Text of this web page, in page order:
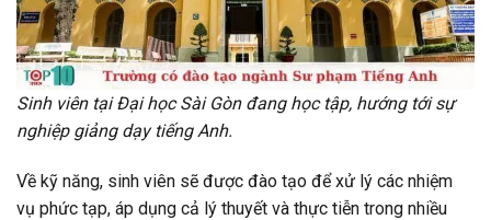
Sinh viên tại Đại học Sài Gòn đang học tập, hướng tới sự
nghiệp giảng dạy tiếng Anh.
Về kỹ năng, sinh viên sẽ được đào tạo để xử lý các nhiệm
vụ phức tạp, áp dụng cả lý thuyết và thực tiễn trong nhiều